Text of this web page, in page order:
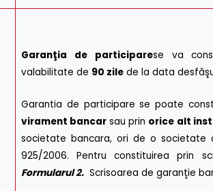
Garanţia de participarese va
valabilitate de 90 zile de la data
Garantia de participare se poate
virament bancar sau prin orice alt
societate bancara, ori de o societate
925/2006. Pentru constituirea prin
Formularul 2. Scrisoarea de garanţie